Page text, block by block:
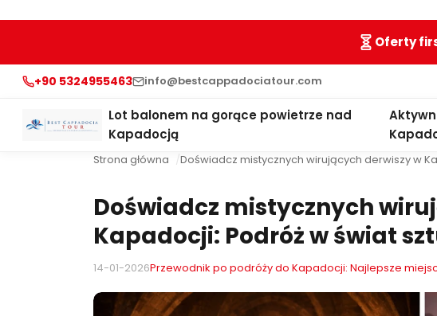
Oferty
+90 5324955463 info@bestcappadociatour.com
Lot balonem na gorące powietrze nad
Kapadocją
Strona główna Doświadcz mistycznych wirujących derwiszy w
Doświadcz mistycznych
Kapadocji: Podróż w świat
14-01-2026Przewodnik po podróży do Kapadocji: Najlepsze